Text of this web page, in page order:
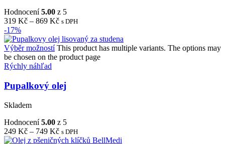
Hodnocení5.00 z 5
319 Kč – 869 Kč s DPH
-17%
Výběr možností This product has multiple variants. The options may
be chosen on the product page
Rýchly náhľad
Pupalkový olej
Skladem
Hodnocení5.00 z 5
249 Kč – 749 Kč s DPH